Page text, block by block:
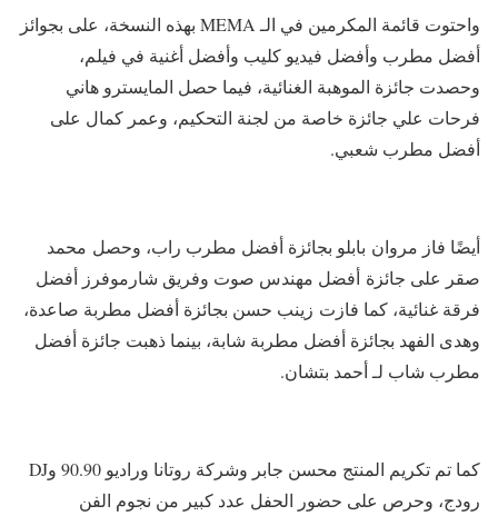
واحتوت قائمة المكرمين في الـ MEMA بهذه النسخة، على بجوائز
أفضل مطرب وأفضل فيديو كليب وأفضل أغنية في فيلم،
وحصدت جائزة الموهبة الغنائية، فيما حصل المايسترو هاني
فرحات علي جائزة خاصة من لجنة التحكيم، وعمر كمال على
أفضل مطرب شعبي.
أيضًا فاز مروان بابلو بجائزة أفضل مطرب راب، وحصل محمد
صقر على جائزة أفضل مهندس صوت وفريق شارموفرز أفضل
فرقة غنائية، كما فازت زينب حسن بجائزة أفضل مطربة صاعدة،
وهدى الفهد بجائزة أفضل مطربة شابة، بينما ذهبت جائزة أفضل
مطرب شاب لـ أحمد بتشان.
كما تم تكريم المنتج محسن جابر وشركة روتانا وراديو 90.90 وDJ
رودج، وحرص على حضور الحفل عدد كبير من نجوم الفن